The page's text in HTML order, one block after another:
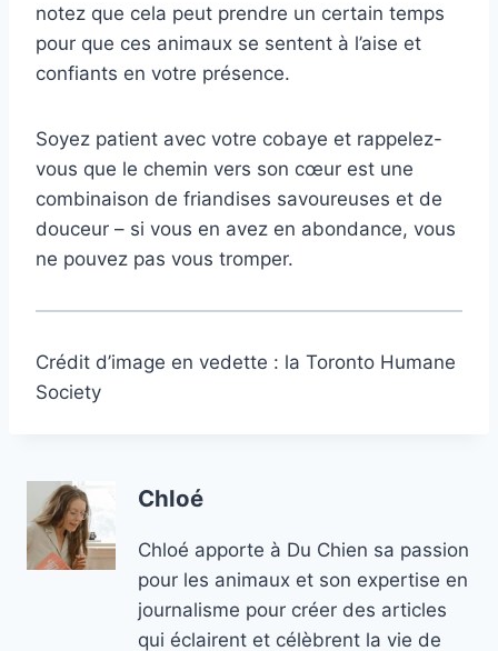
notez que cela peut prendre un certain temps
pour que ces animaux se sentent à l’aise et
confiants en votre présence.
Soyez patient avec votre cobaye et rappelez-
vous que le chemin vers son cœur est une
combinaison de friandises savoureuses et de
douceur – si vous en avez en abondance, vous
ne pouvez pas vous tromper.
Crédit d’image en vedette : la Toronto Humane
Society
Chloé
Chloé apporte à Du Chien sa passion
pour les animaux et son expertise en
journalisme pour créer des articles
qui éclairent et célèbrent la vie de